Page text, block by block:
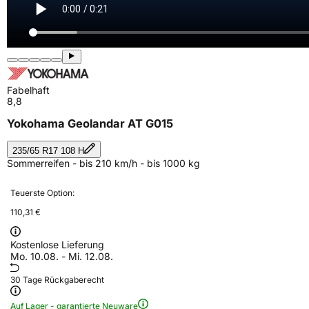
Fabelhaft
8,8
Yokohama Geolandar AT G015
235/65 R17 108 H
Sommerreifen - bis 210 km/h - bis 1000 kg
Teuerste Option:
110,31 €
Kostenlose Lieferung
Mo. 10.08. - Mi. 12.08.
30 Tage Rückgaberecht
Auf Lager - garantierte Neuware